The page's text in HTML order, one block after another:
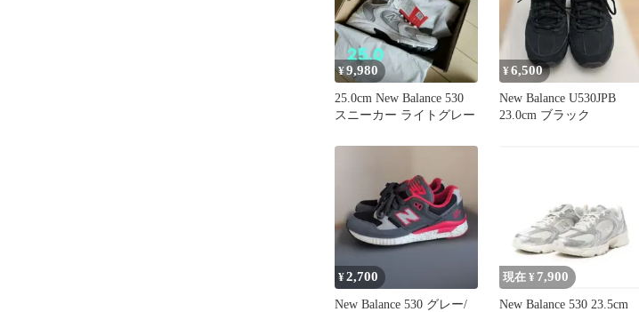
¥9,980
25.0cm New Balance 530
スニーカー ライトグレー
¥6,500
New Balance U530JPB
23.0cm ブラック
¥2,700
New Balance 530 グレー/
現在 ¥ 7,900
New Balance 530 23.5cm